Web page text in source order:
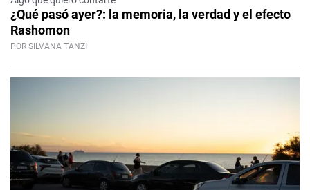
¿Qué pasó ayer?: la memoria, la verdad y el efecto
Rashomon
POR SILVANA TANZI